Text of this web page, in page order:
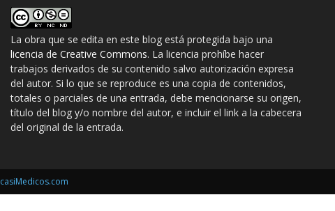
La obra que se edita en este blog está protegida bajo una
licencia de Creative Commons. La licencia prohíbe hacer
trabajos derivados de su contenido salvo autorización expresa
del autor. Si lo que se reproduce es una copia de contenidos,
totales o parciales de una entrada, debe mencionarse su origen,
título del blog y/o nombre del autor, e incluir el link a la cabecera
del original de la entrada.
casiMedicos.com